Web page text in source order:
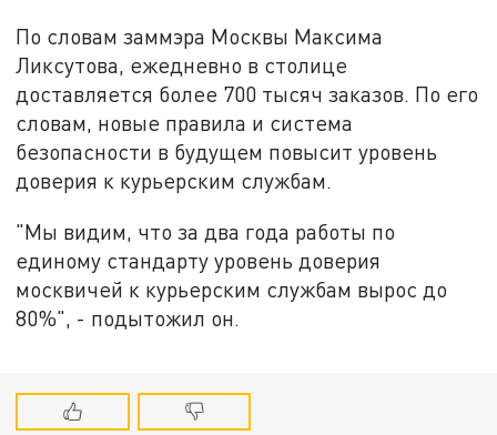
По словам заммэра Москвы Максима
Ликсутова, ежедневно в столице
доставляется более 700 тысяч заказов. По его
словам, новые правила и система
безопасности в будущем повысит уровень
доверия к курьерским службам.
"Мы видим, что за два года работы по
единому стандарту уровень доверия
москвичей к курьерским службам вырос до
80%", - подытожил он.